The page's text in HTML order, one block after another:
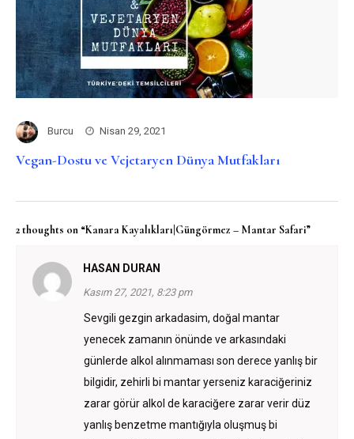
Burcu Nisan 29, 2021
Vegan-Dostu ve Vejetaryen Dünya Mutfakları
2 thoughts on “Kanara Kayalıkları|Güngörmez – Mantar Safari”
HASAN DURAN
Kasım 27, 2021, 8:23 pm
Sevgili gezgin arkadasim, doğal mantar
yenecek zamanın önünde ve arkasındaki
günlerde alkol alınmaması son derece yanlış bir
bilgidir, zehirli bi mantar yerseniz karaciğeriniz
zarar görür alkol de karaciğere zarar verir düz
yanlış benzetme mantığıyla oluşmuş bi